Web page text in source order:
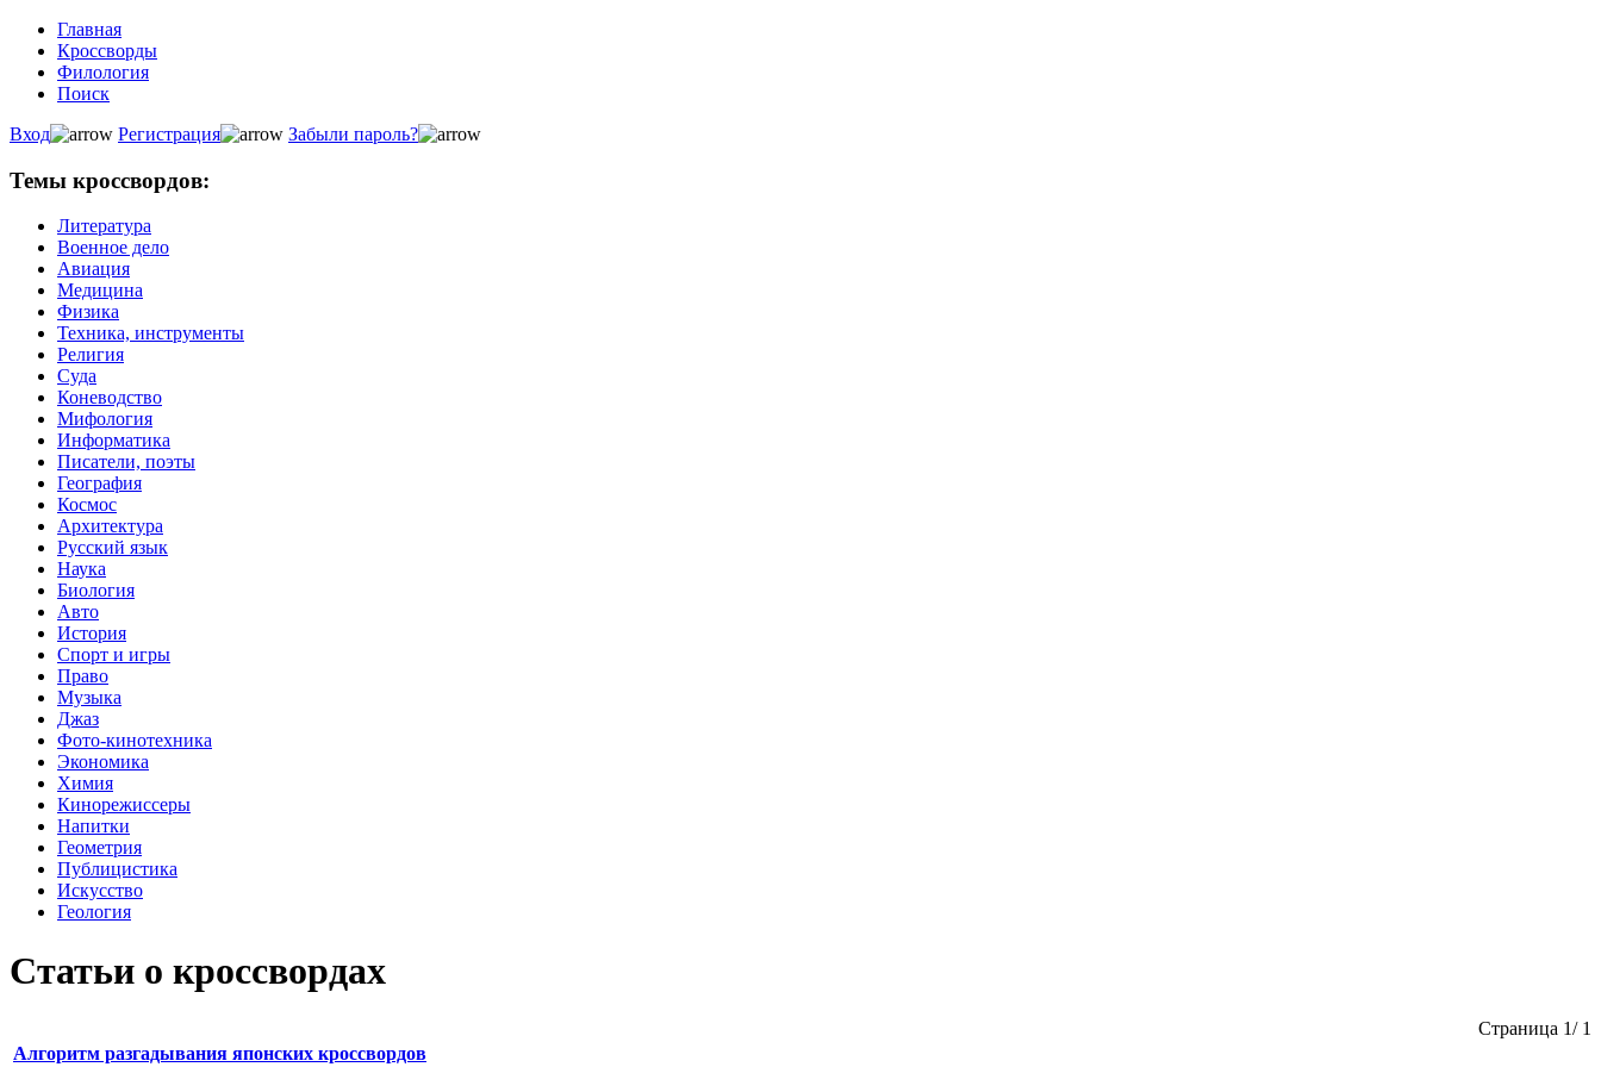
Главная
Кроссворды
Филология
Поиск
Вход
Регистрация Забыли пароль?
Темы кроссвордов:
Литература
Военное дело
Авиация
Медицина
Физика
Техника, инструменты
Религия
Суда
Коневодство
Мифология
Информатика
Писатели, поэты
География
Космос
Архитектура
Русский язык
Наука
Биология
Авто
История
Спорт и игры
Право
Музыка
Джаз
Фото-кинотехника
Экономика
Химия
Кинорежиссеры
Напитки
Геометрия
Публицистика
Искусство
Геология
Статьи о кроссвордах
Страница 1/ 1
Алгоритм разгадывания японских кроссвордов